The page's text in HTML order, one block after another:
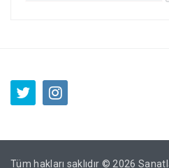
Tüm hakları saklıdır © 2026